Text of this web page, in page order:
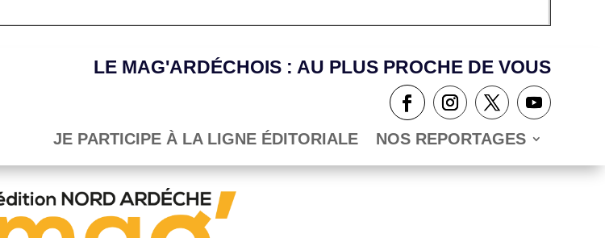
LE MAG'ARDÉCHOIS : AU PLUS PROCHE DE VOUS
JE PARTICIPE À LA LIGNE ÉDITORIALE NOS REPORTAGES